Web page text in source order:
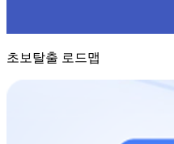
초보탈출 로드맵